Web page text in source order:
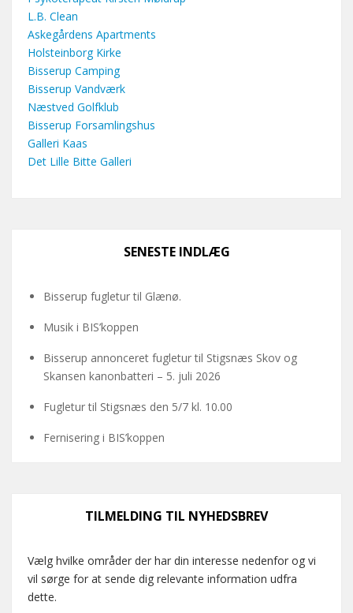
L.B. Clean
Askegårdens Apartments
Holsteinborg Kirke
Bisserup Camping
Bisserup Vandværk
Næstved Golfklub
Bisserup Forsamlingshus
Galleri Kaas
Det Lille Bitte Galleri
SENESTE INDLÆG
Bisserup fugletur til Glænø.
Musik i BIS’koppen
Bisserup annonceret fugletur til Stigsnæs Skov og
Skansen kanonbatteri – 5. juli 2026
Fugletur til Stigsnæs den 5/7 kl. 10.00
Fernisering i BIS’koppen
TILMELDING TIL NYHEDSBREV
Vælg hvilke områder der har din interesse nedenfor og vi
vil sørge for at sende dig relevante information udfra
dette.